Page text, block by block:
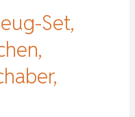
Set,